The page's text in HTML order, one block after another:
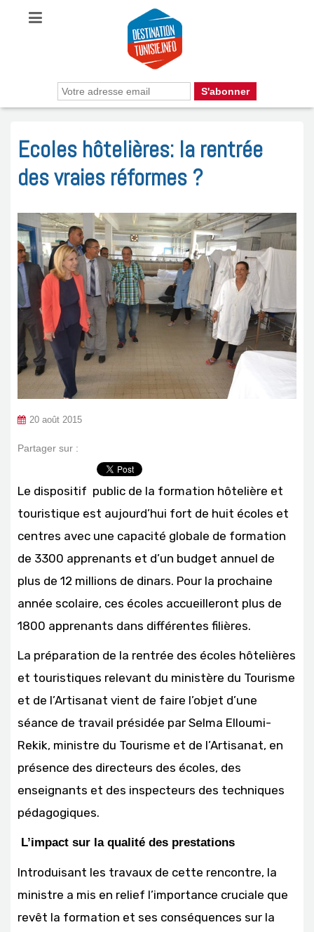
Ecoles hôtelières: la rentrée
des vraies réformes ?
20 août 2015
Partager sur :
Le dispositif public de la formation hôtelière et
touristique est aujourd’hui fort de huit écoles et
centres avec une capacité globale de formation
de 3300 apprenants et d’un budget annuel de
plus de 12 millions de dinars. Pour la prochaine
année scolaire, ces écoles accueilleront plus de
1800 apprenants dans différentes filières.
La préparation de la rentrée des écoles hôtelières
et touristiques relevant du ministère du Tourisme
et de l’Artisanat vient de faire l’objet d’une
séance de travail présidée par Selma Elloumi-
Rekik, ministre du Tourisme et de l’Artisanat, en
présence des directeurs des écoles, des
enseignants et des inspecteurs des techniques
pédagogiques.
L’impact sur la qualité des prestations
Introduisant les travaux de cette rencontre, la
ministre a mis en relief l’importance cruciale que
revêt la formation et ses conséquences sur la